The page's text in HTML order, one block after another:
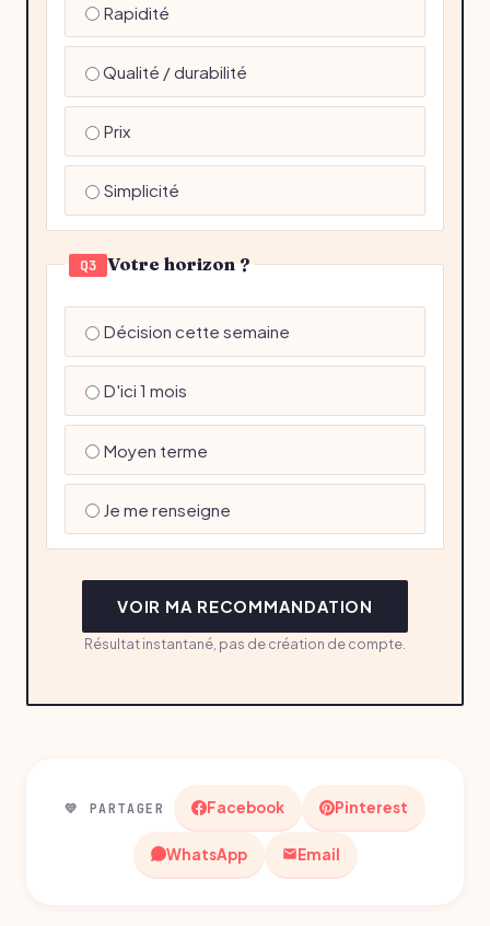
Rapidité
Qualité / durabilité
Prix
Simplicité
Q3 Votre horizon ?
Décision cette semaine
D'ici 1 mois
Moyen terme
Je me renseigne
VOIR MA RECOMMANDATION
Résultat instantané, pas de création de compte.
💛 PARTAGER Facebook Pinterest
WhatsApp Email